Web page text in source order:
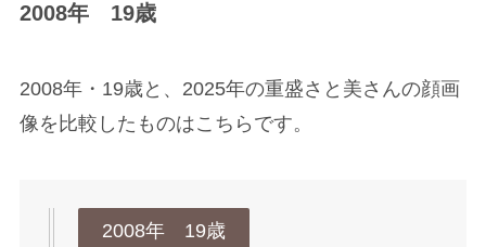
2008年 19歳
2008年・19歳と、2025年の重盛さと美さんの顔画
像を比較したものはこちらです。
2008年 19歳